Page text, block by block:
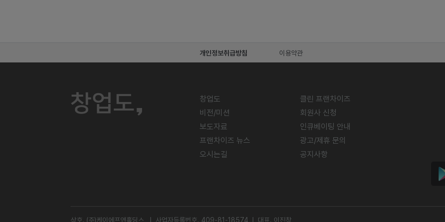
개인정보취급방침 이용약관
창업도
비전/미션
보도자료
프랜차이즈 뉴스
오시는길
클린 프랜차이즈
회원사 신청
인큐베이팅 안내
광고/제휴 문의
공지사항
상호. (주)케이에프앤홀딩스 l 사업자등록번호. 409-81-18574 l 대표. 이진창